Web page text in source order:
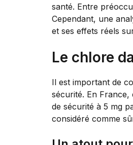
santé. Entre
Cependant, une
et ses effets réels
Le chlore
Il est important de
sécurité. En France,
de sécurité à 5 mg
considéré comme